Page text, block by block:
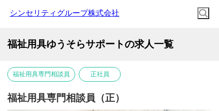
シンセリティグループ株式会社
福祉用具ゆうそらサポートの求人一覧
福祉用具専門相談員 正社員
福祉用具専門相談員（正）